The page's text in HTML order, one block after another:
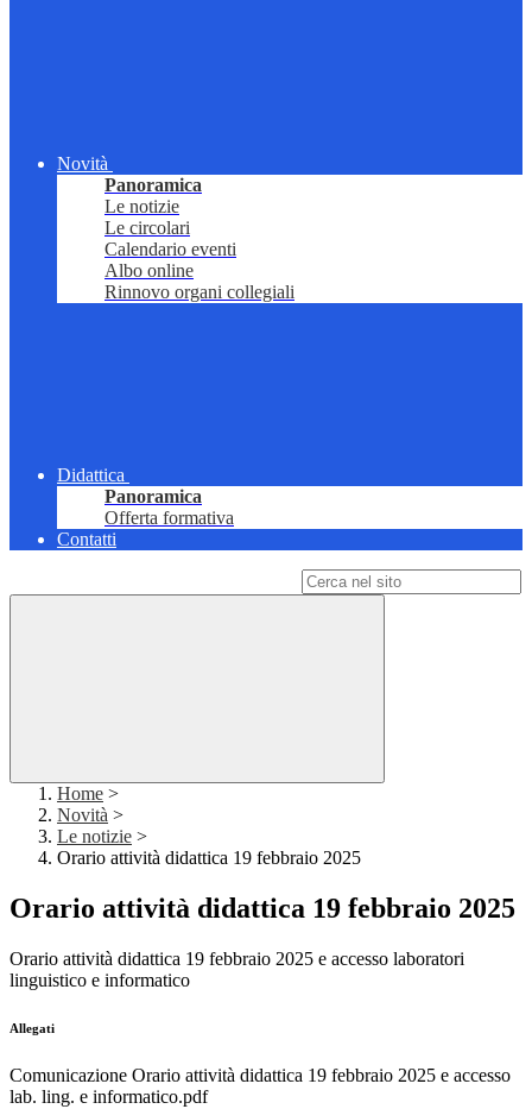
Novità
Panoramica
Le notizie
Le circolari
Calendario eventi
Albo online
Rinnovo organi collegiali
Didattica
Panoramica
Offerta formativa
Contatti
Home >
Novità >
Le notizie >
Orario attività didattica 19 febbraio 2025
Orario attività didattica 19 febbraio 2025
Orario attività didattica 19 febbraio 2025 e accesso laboratori
linguistico e informatico
Allegati
Comunicazione Orario attività didattica 19 febbraio 2025 e accesso
lab. ling. e informatico.pdf